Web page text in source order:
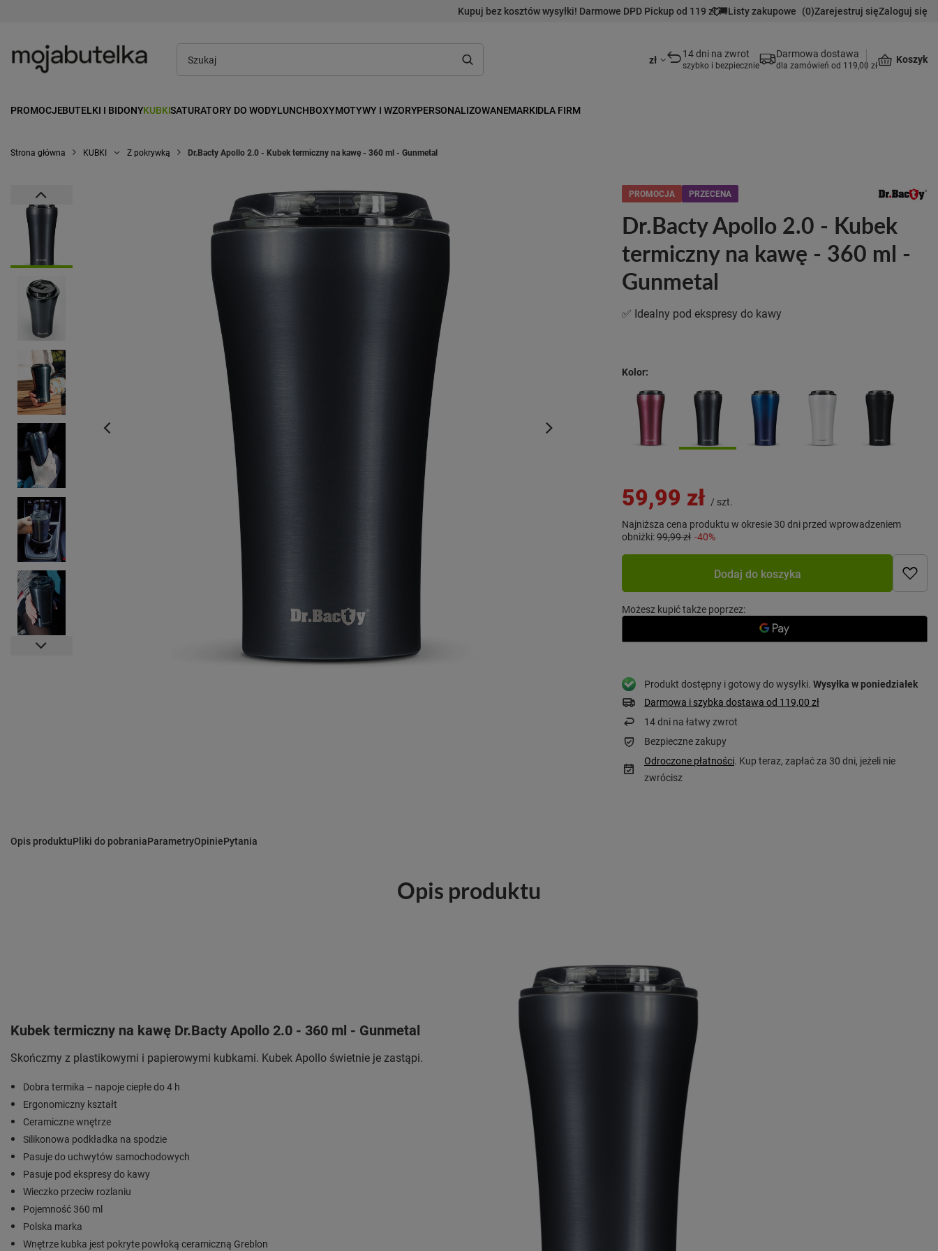
Kupuj bez kosztów wysyłki! Darmowe DPD Pickup od 119 zł 🚚Listy zakupowe (0)Zarejestruj sięZaloguj się
zł 14 dni na zwrot
szybko i bezpiecznie
Darmowa dostawa
dla zamówień od 119,00 zł Koszyk
PROMOCJEBUTELKI I BIDONYKUBKISATURATORY DO WODYLUNCHBOXYMOTYWY I WZORYPERSONALIZOWANEMARKIDLA FIRM
Strona główna KUBKI Z pokrywką Dr.Bacty Apollo 2.0 - Kubek termiczny na kawę - 360 ml - Gunmetal
PROMOCJA PRZECENA
Dr.Bacty Apollo 2.0 - Kubek
termiczny na kawę - 360 ml -
Gunmetal
✅ Idealny pod ekspresy do kawy
Kolor
59,99 zł / szt.
Najniższa cena produktu w okresie 30 dni przed wprowadzeniem
obniżki:99,99 zł -40%
Dodaj do koszyka
Możesz kupić także poprzez:
Produkt dostępny i gotowy do wysyłki Wysyłkaw poniedziałek
Darmowa i szybka dostawa od 119,00 zł
14dni na łatwy zwrot
Bezpieczne zakupy
Odroczone płatności. Kup teraz, zapłać za 30 dni, jeżeli nie
zwrócisz
Opis produktuPliki do pobraniaParametryOpiniePytania
Opis produktu
Kubek termiczny na kawę Dr.Bacty Apollo 2.0 - 360 ml - Gunmetal
Skończmy z plastikowymi i papierowymi kubkami. Kubek Apollo świetnie je zastąpi.
Dobra termika – napoje ciepłe do 4 h
Ergonomiczny kształt
Ceramiczne wnętrze
Silikonowa podkładka na spodzie
Pasuje do uchwytów samochodowych
Pasuje pod ekspresy do kawy
Wieczko przeciw rozlaniu
Pojemność 360 ml
Polska marka
Wnętrze kubka jest pokryte powłoką ceramiczną Greblon